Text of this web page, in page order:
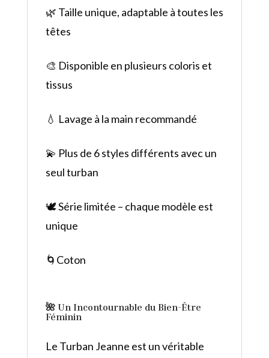
🌿 Taille unique, adaptable à toutes les
têtes
🎨 Disponible en plusieurs coloris et
tissus
💧 Lavage à la main recommandé
💫 Plus de 6 styles différents avec un
seul turban
🕊️ Série limitée – chaque modèle est
unique
🌀Coton
🌺 Un Incontournable du Bien-Être
Féminin
Le Turban Jeanne est un véritable